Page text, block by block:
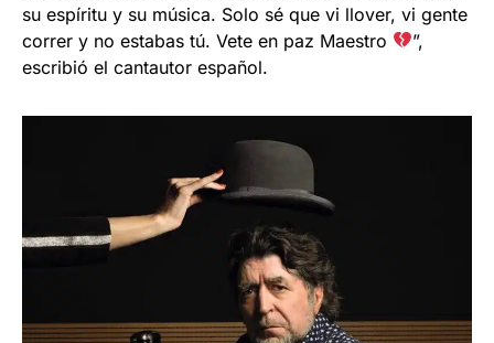
su espíritu y su música. Solo sé que vi llover, vi gente
correr y no estabas tú. Vete en paz Maestro
”,
escribió el cantautor español.